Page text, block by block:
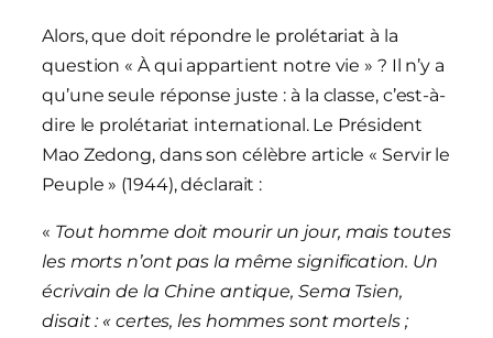
Alors, que doit répondre le prolétariat à la
question « À qui appartient notre vie » ? Il n’y a
qu’une seule réponse juste : à la classe, c’est-à-
dire le prolétariat international. Le Président
Mao Zedong, dans son célèbre article « Servir le
Peuple » (1944), déclarait :
« Tout homme doit mourir un jour, mais toutes
les morts n’ont pas la même signification. Un
écrivain de la Chine antique, Sema Tsien,
disait : « certes, les hommes sont mortels ;